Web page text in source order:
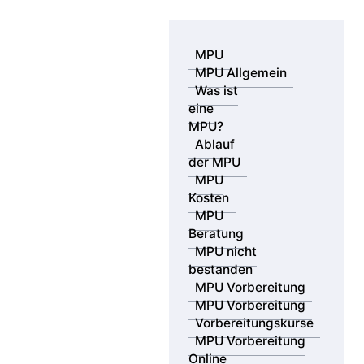
MPU
MPU Allgemein
Was ist
eine
MPU?
Ablauf
der MPU
MPU
Kosten
MPU
Beratung
MPU nicht
bestanden
MPU Vorbereitung
MPU Vorbereitung
Vorbereitungskurse
MPU Vorbereitung
Online
MPV GmbH 02.04.2017
Durchgezogene Linie wird oft
überfahren